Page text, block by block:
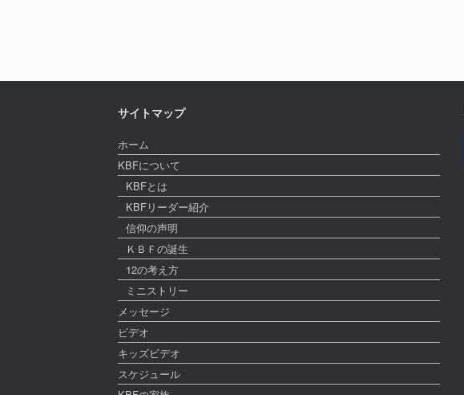
サイトマップ
ホーム
KBFについて
KBFとは
KBFリーダー紹介
信仰の声明
ＫＢＦの誕生
12の考え方
ミニストリー
メッセージ
ビデオ
キッズビデオ
スケジュール